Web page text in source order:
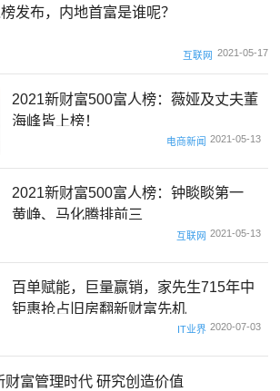
发布，内地首富是谁呢？
互联网 2021-05-17
2021新财富500富人榜：薇娅及丈夫董
海峰皆上榜！
电商新闻 2021-05-13
2021新财富500富人榜：钟睒睒第一
黄峥、马化腾排前三
互联网 2021-05-13
百单赋能，巨量赢销，家先生715年中
钜惠抢占旧房翻新财富先机
IT业界 2020-07-03
财富管理时代 研究创造价值